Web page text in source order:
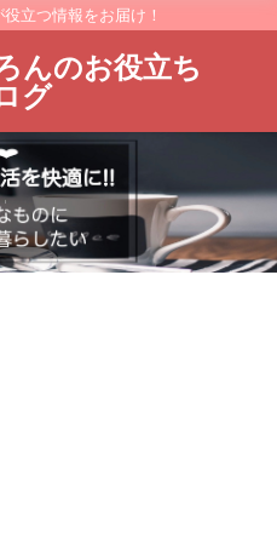
立つ情報をお届け！
んのお役立ち
グ